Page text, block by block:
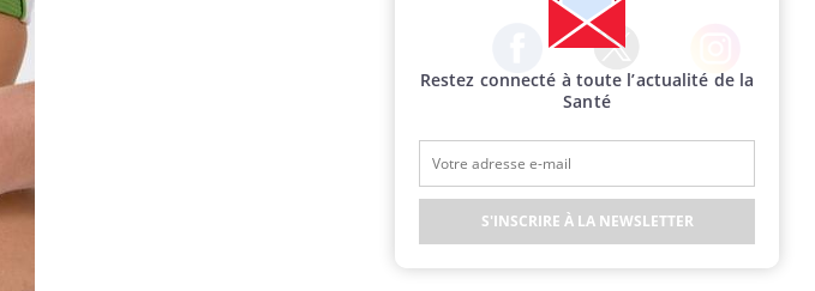
Facebook Twitter Instagram
Restez connecté à toute l’actualité de la
Santé
S'INSCRIRE À LA NEWSLETTER